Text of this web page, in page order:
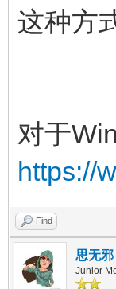
这种方
对于
https://
Find
思无邪
Junior